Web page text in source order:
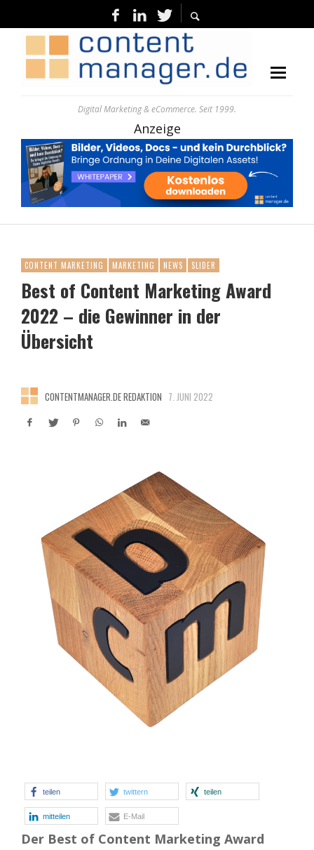
Digital Marketing & eCommerce. Seit 1999.
Anzeige
CONTENT MARKETING MARKETING NEWS SLIDER
Best of Content Marketing Award
2022 – die Gewinner in der
Übersicht
CONTENTMANAGER.DE REDAKTION 7. JUNI 2022
teilen twittern teilen
mitteilen E-Mail
Der Best of Content Marketing Award